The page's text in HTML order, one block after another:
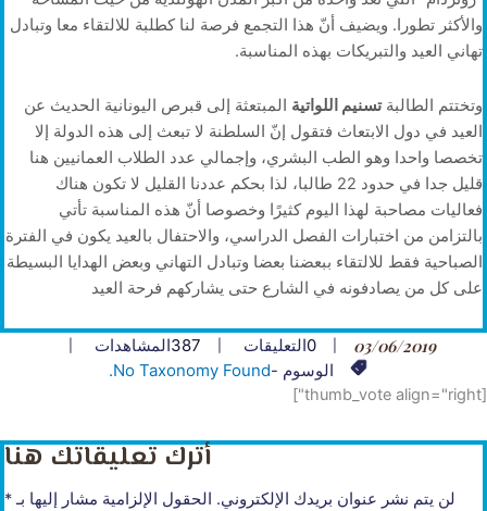
والأكثر تطورا. ويضيف أنّ هذا التجمع فرصة لنا كطلبة للالتقاء معا وتبادل
تهاني العيد والتبريكات بهذه المناسبة.
وتختتم الطالبةتسنيم اللواتية المبتعثة إلى قبرص اليونانية الحديث عن
العيد في دول الابتعاث فتقول إنّ السلطنة لا تبعث إلى هذه الدولة إلا
تخصصا واحدا وهو الطب البشري، وإجمالي عدد الطلاب العمانيين هنا
قليل جدا في حدود 22 طالبا، لذا بحكم عددنا القليل لا تكون هناك
فعاليات مصاحبة لهذا اليوم كثيرًا وخصوصا أنّ هذه المناسبة تأتي
بالتزامن من اختبارات الفصل الدراسي، والاحتفال بالعيد يكون في الفترة
الصباحية فقط للالتقاء ببعضنا بعضا وتبادل التهاني وبعض الهدايا البسيطة
على كل من يصادفونه في الشارع حتى يشاركهم فرحة العيد
03/06/2019
0التعليقات 387المشاهدات
الوسوم -No Taxonomy Found.
[thumb_vote align="right"]
أترك تعليقاتك هنا
لن يتم نشر عنوان بريدك الإلكتروني. الحقول الإلزامية مشار إليها بـ*